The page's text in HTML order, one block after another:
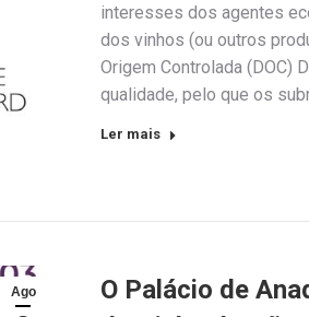
interesses dos agentes
dos vinhos (ou outros
Origem Controlada (DOC)
qualidade, pelo que os
Ler mais
Ago
O Palácio de